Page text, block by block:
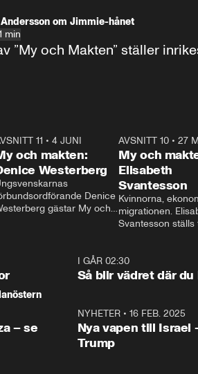
om Jimmie-hånet
min
”My och Makten” ställer
23:40
11 •4 JUNI
och makten:
Westerberg
Denice
gästar My och
AVSNITT 10 •27
My och
Elisabeth
Svantesson
Kvinnorna,
migrationen.
Svantesson ställs
I GÅR 02:30
Så blir vädret där du
– se
NYHETER• 16 FEB. 2025
Nya vapen till Israel
Trump